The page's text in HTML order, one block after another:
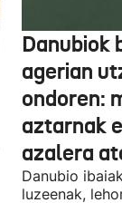
Danubiok
agerian
ondoren:
aztarnak
azalera
Danubio
luzeenak,